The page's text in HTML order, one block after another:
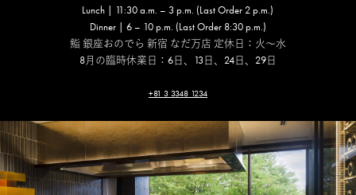
Lunch | 11:30 a.m. – 3 p.m. (Last Order 2 p.m.)
Dinner | 6 – 10 p.m. (Last Order 8:30 p.m.)
鮨 銀座おのでら 新宿 なだ万店 定休日：火～水
8月の臨時休業日：6日、13日、24日、29日
+81 3 3348 1234